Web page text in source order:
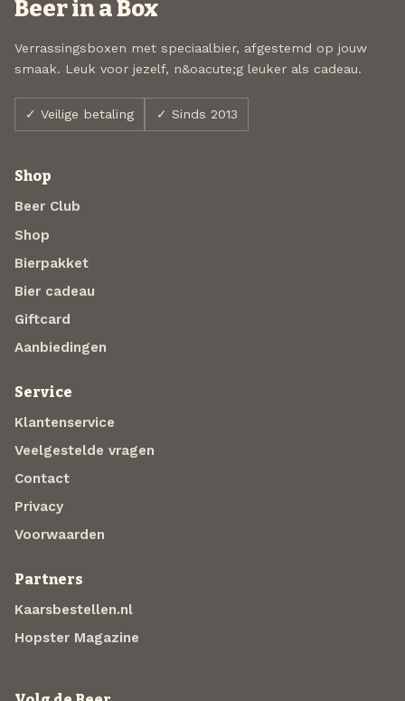
Beer in a Box
Verrassingsboxen met speciaalbier, afgestemd op jouw
smaak. Leuk voor jezelf, n&oacute;g leuker als cadeau.
✓ Veilige betaling ✓ Sinds 2013
Shop
Beer Club
Shop
Bierpakket
Bier cadeau
Giftcard
Aanbiedingen
Service
Klantenservice
Veelgestelde vragen
Contact
Privacy
Voorwaarden
Partners
Kaarsbestellen.nl
Hopster Magazine